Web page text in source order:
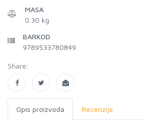
MASA
0.30 kg
BARKOD
9789533780849
Share:
Opis proizvoda Recenzije